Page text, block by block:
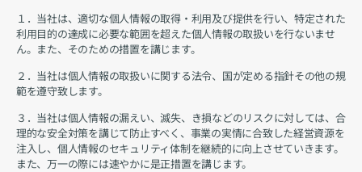
１．当社は、適切な個人情報の取得・利用及び提供を行い、特定された
利用目的の達成に必要な範囲を超えた個人情報の取扱いを行ないませ
ん。また、そのための措置を講じます。
２．当社は個人情報の取扱いに関する法令、国が定める指針その他の規
範を遵守致します。
３．当社は個人情報の漏えい、滅失、き損などのリスクに対しては、合
理的な安全対策を講じて防止すべく、事業の実情に合致した経営資源を
注入し、個人情報のセキュリティ体制を継続的に向上させていきます。
また、万一の際には速やかに是正措置を講じます。